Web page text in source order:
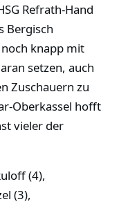
Refrath-Hand
Bergisch
knapp mit
setzen, auch
Zuschauern zu
Oberkassel hofft
vieler der
(4),
(3),